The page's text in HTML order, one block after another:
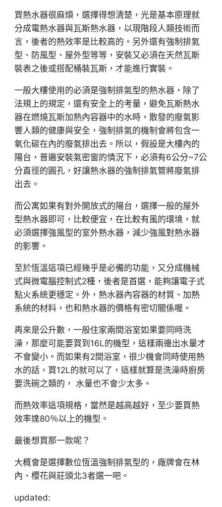
買熱水器很麻煩，選擇得想清楚，光是基本原理就
分成電熱水器與瓦斯熱水器，以現階段人類技術而
言，後者的熱效率是比較高的。另外還有強制排氣
型、防風型、屋外型等等，安裝又必須在天然瓦斯
裝表之後或搭配桶裝瓦斯，才能進行實裝。
一般大樓使用的必須是強制排氣型的熱水器，除了
法規上的規定，還有安全上的考量，避免瓦斯熱水
器在燃燒瓦斯加熱內容器中的水時，散發的廢氣影
響人類的健康與安全，強制排氣的機制會將包含一
氧化碳在內的廢氣排出去。所以，假設是大樓內的
陽台，普遍安裝氣密窗的情況下，必須有6公分~7公
分直徑的圓孔，好讓熱水器的強制排氣管將廢氣排
出去。
而公寓如果有對外開放式的陽台，選擇一般的屋外
型熱水器即可，比較便宜，在比較有風的環境，就
必須選擇強風型的室外熱水器，減少強風對熱水器
的影響。
至於恆溫這項已經幾乎是必備的功能，又分成機械
式與微電腦控制式2種，後者是首選，能夠讓電子式
點火系統更穩定。外，熱水器內容器的材質、加熱
系統的材料，也和熱水器的價格有密切關係喔。
再來是公升數，一般住家兩間浴室如果要同時洗
澡，那麼可能要買到16L的機型，這樣兩邊出水量才
不會變小。而如果有2間浴室，很少機會同時使用熱
水的話，買12L的就可以了，這樣就算是洗澡時廚房
要洗碗之類的， 水量也不會少太多。
而熱效率這項規格，當然是越高越好，至少要買熱
效率達80％以上的機型。
最後想買那一款呢？
大概會是選擇數位恆溫強制排氣型的，廠牌會在林
內、櫻花與莊頭北3者選一吧。
updated: